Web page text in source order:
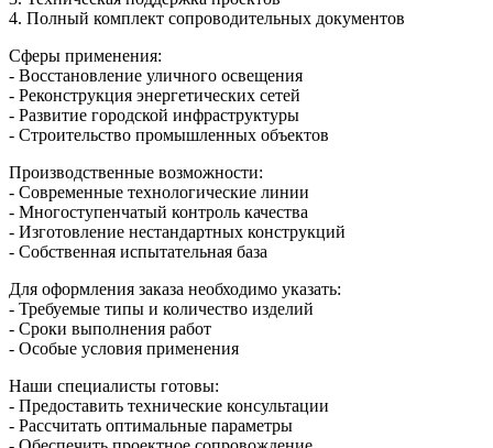
4. Полный комплект сопроводительных документов
Сферы применения:
- Восстановление уличного освещения
- Реконструкция энергетических сетей
- Развитие городской инфраструктуры
- Строительство промышленных объектов
Производственные возможности:
- Современные технологические линии
- Многоступенчатый контроль качества
- Изготовление нестандартных конструкций
- Собственная испытательная база
Для оформления заказа необходимо указать:
- Требуемые типы и количество изделий
- Сроки выполнения работ
- Особые условия применения
Наши специалисты готовы:
- Предоставить технические консультации
- Рассчитать оптимальные параметры